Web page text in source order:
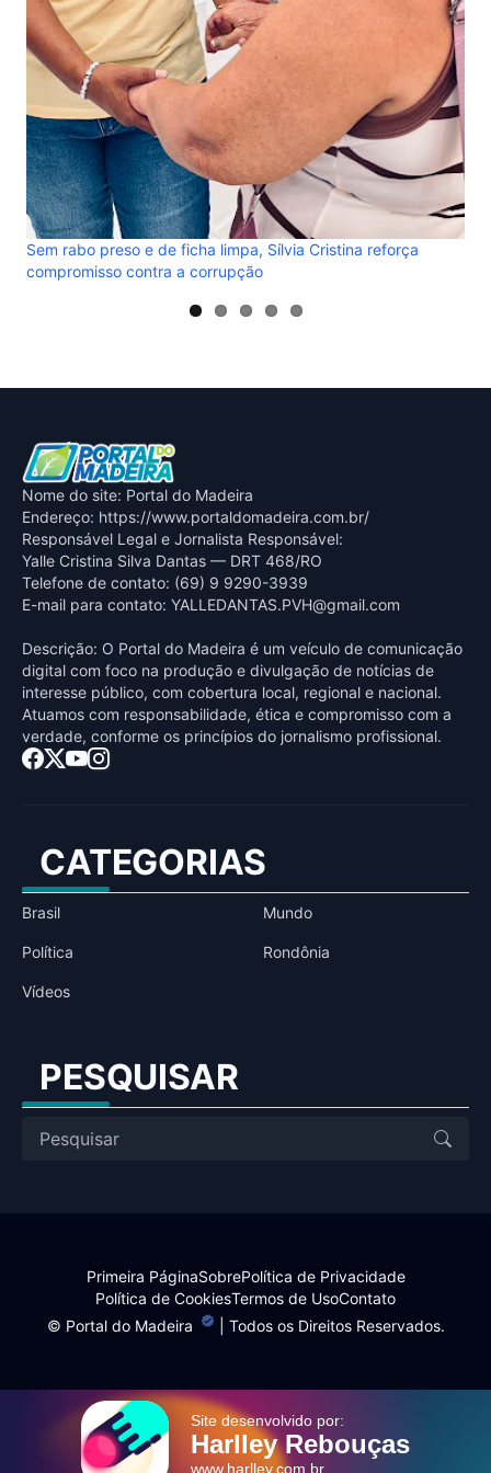
Sem rabo preso e de ficha limpa, Sílvia Cristina reforça
compromisso contra a corrupção
Nome do site: Portal do Madeira
Endereço: https://www.portaldomadeira.com.br/
Responsável Legal e Jornalista Responsável:
Yalle Cristina Silva Dantas — DRT 468/RO
Telefone de contato: (69) 9 9290-3939
E-mail para contato: YALLEDANTAS.PVH@gmail.com
Descrição: O Portal do Madeira é um veículo de comunicação
digital com foco na produção e divulgação de notícias de
interesse público, com cobertura local, regional e nacional.
Atuamos com responsabilidade, ética e compromisso com a
verdade, conforme os princípios do jornalismo profissional.
CATEGORIAS
Brasil Mundo
Política Rondônia
Vídeos
PESQUISAR
© Portal do Madeira | Todos os Direitos Reservados.
Primeira PáginaSobrePolítica de Privacidade
Política de CookiesTermos de UsoContato
Site desenvolvido por:
Harlley Rebouças
www.harlley.com.br